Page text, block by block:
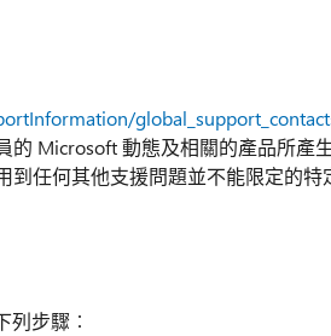
的 Microsoft 動態及相關的產品所產
到任何其他支援問題並不能限定的特
步驟︰